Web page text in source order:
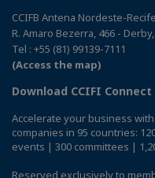
CCIFB Antena Nordeste-Recife
R. Amaro Bezerra, 466 -
Tel : +55 (81) 99139-7111
(Access the map)
Download CCIFI
Accelerate your business
companies in 95 countries:
events | 300 committees |
Reserved exclusively to